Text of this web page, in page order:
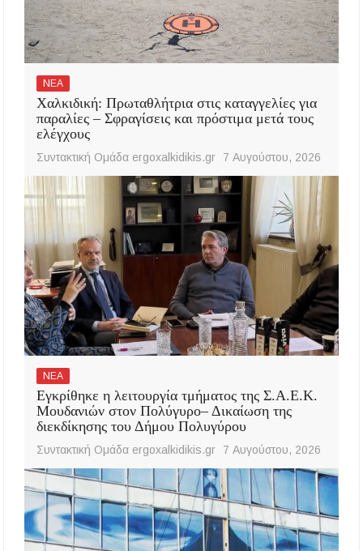
ΝΕΑ
Χαλκιδική: Πρωταθλήτρια στις καταγγελίες για
παραλίες – Σφραγίσεις και πρόστιμα μετά τους
ελέγχους
Συντακτική Ομάδα ergoxalkidikis.gr 7 Αυγούστου, 2026
ΝΕΑ
Εγκρίθηκε η λειτουργία τμήματος της Σ.Α.Ε.Κ.
Μουδανιών στον Πολύγυρο– Δικαίωση της
διεκδίκησης του Δήμου Πολυγύρου
Συντακτική Ομάδα ergoxalkidikis.gr 7 Αυγούστου, 2026